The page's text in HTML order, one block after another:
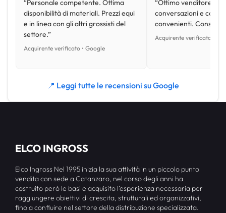
“Personale competente. Ottima
disponibilità di materiali. Prezzi equi
e in linea con gli altri grossisti del
settore.”
Acquirente verificato • Google
“Ottimo venditore,
conversazioni e con
convenienti.
Acquirente verificato •
📍 Leggi tutte le recensioni su Google
ELCO INGROSS
Elco Ingross Nel 1995 inizia la sua attività in un piccolo punto
vendita con sede a Catanzaro, nel corso degli anni ha
costruito però le basi e acquisito l’esperienza necessaria per
raggiungere obiettivi di crescita, strutturali ed organizzativi,
fino a confluire nel settore della distribuzione specializzata.